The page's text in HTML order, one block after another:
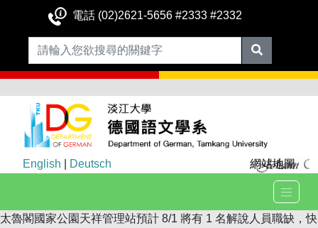
電話 (02)2621-5656 #2333 #2332
English Deutsch 網站地圖
太魯閣國家公園天祥管理站預計 8/1 將有 1 名解說人員職缺，快